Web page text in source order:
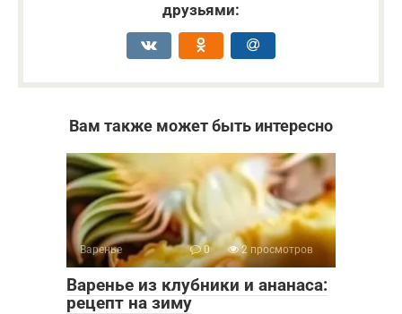
друзьями:
Вам также может быть интересно
Варенье 0 2 просмотров
Варенье из клубники и ананаса:
рецепт на зиму